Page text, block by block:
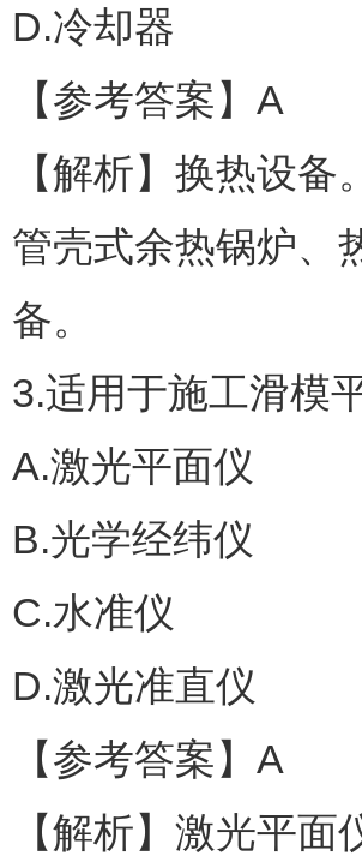
D.冷却器
【参考答案】A
【解析】换热设
管壳式余热锅炉、
备。
3.适用于施工滑模
A.激光平面仪
B.光学经纬仪
C.水准仪
D.激光准直仪
【参考答案】A
【解析】激光平